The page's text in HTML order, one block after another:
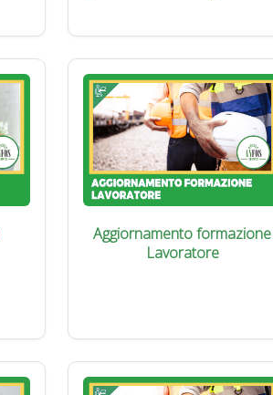
Aggiornamento formazione
Lavoratore